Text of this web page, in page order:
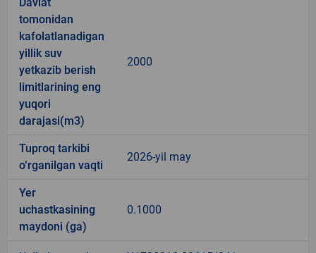
tomonidan
kafolatlanadigan
yillik suv
yetkazib berish
limitlarining eng
yuqori
darajasi(m3)
2000
Tuproq tarkibi
o‘rganilgan vaqti
2026-yil may
Yer
uchastkasining
maydoni (ga)
0.1000